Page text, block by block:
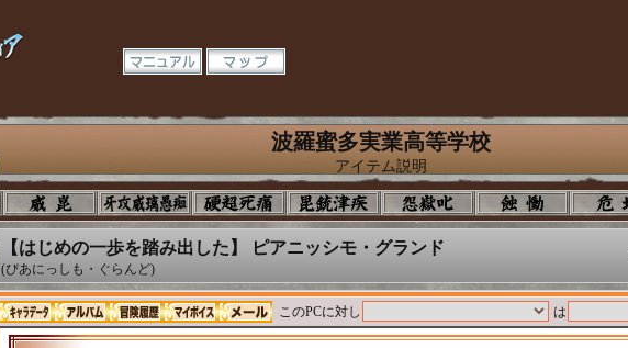
波羅蜜多実業高等学校
アイテム説明
【はじめの一歩を踏み出した】 ピアニッシモ・グランド
(ぴあにっしも・ぐらんど)
このPCに対し は